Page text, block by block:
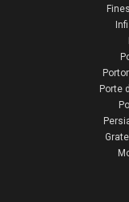
Porte